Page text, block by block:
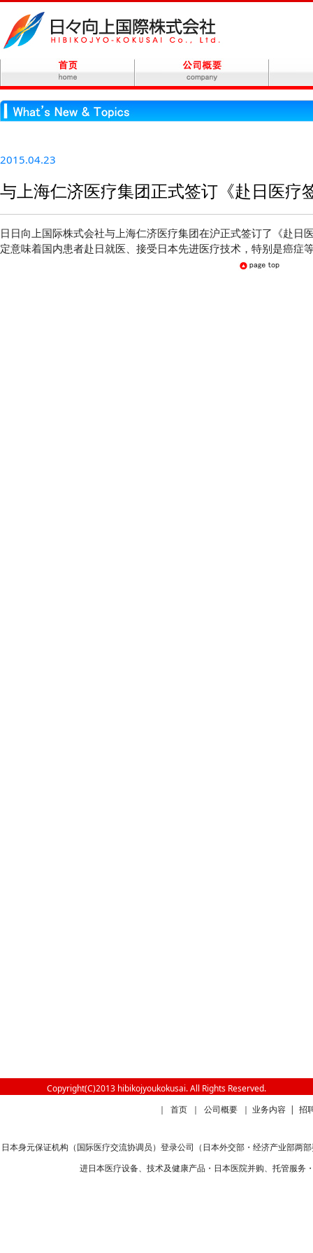
2015.04.23
与上海仁济医疗集团正式签订《赴日医疗
日日向上国际株式会社与上海仁济医疗集团在沪正式签订了《赴日
定意味着国内患者赴日就医、接受日本先进医疗技术，特别是癌
Copyright(C)2013 hibikojyoukokusai. All Rights Reserved.
｜ 首页 ｜ 公司概要 ｜ 业务内容 | 招
日本身元保证机构（国际医疗交流协调员）登录公司（日本外交部・经济产业部
进日本医疗设备、技术及健康产品・日本医院并购、托管服